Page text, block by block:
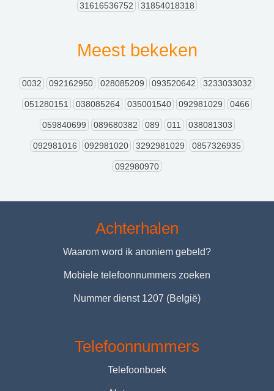
31616536752 31854018318
Meest bekeken
0032 092162950 028085209 093520642 3233033032
051280151 038085264 035001540 092981029 0466
059840699 089680382 089 011 038081303
092981016 092981020 3292981029 0857326935
092980970
Achterhalen
Waarom word ik anoniem gebeld?
Mobiele telefoonnummers zoeken
Nummer dienst 1207 (België)
Telefoonnummers
Telefoonboek